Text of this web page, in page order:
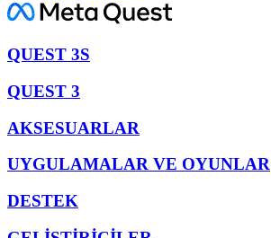
QUEST 3S
QUEST 3
AKSESUARLAR
UYGULAMALAR VE OYUNLAR
DESTEK